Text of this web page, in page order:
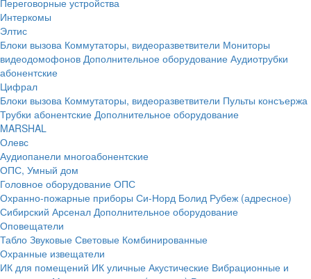
Переговорные устройства
Интеркомы
Элтис
Блоки вызова Коммутаторы, видеоразветвители Мониторы
видеодомофонов Дополнительное оборудование Аудиотрубки
абонентские
Цифрал
Блоки вызова Коммутаторы, видеоразветвители Пульты консъержа
Трубки абонентские Дополнительное оборудование
MARSHAL
Олевс
Аудиопанели многоабонентские
ОПС, Умный дом
Головное оборудование ОПС
Охранно-пожарные приборы Си-Норд Болид Рубеж (адресное)
Сибирский Арсенал Дополнительное оборудование
Оповещатели
Табло Звуковые Световые Комбинированные
Охранные извещатели
ИК для помещений ИК уличные Акустические Вибрационные и